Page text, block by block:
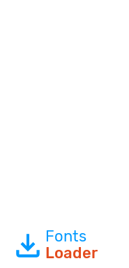
Fonts
Loader